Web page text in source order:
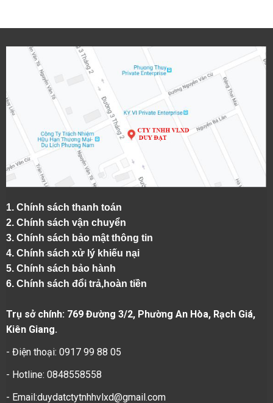
1. Chính sách thanh toán
2. Chính sách vận chuyển
3. Chính sách bảo mật thông tin
4. Chính sách xử lý khiếu nại
5. Chính sách bảo hành
6. Chính sách đổi trả,hoàn tiền
Trụ sở chính: 769 Đường 3/2, Phường An Hòa, Rạch Giá,
Kiên Giang.
- Điện thoại: 0917 99 88 05
- Hotline: 0848558558
- Email:duydatctytnhhvlxd@gmail.com